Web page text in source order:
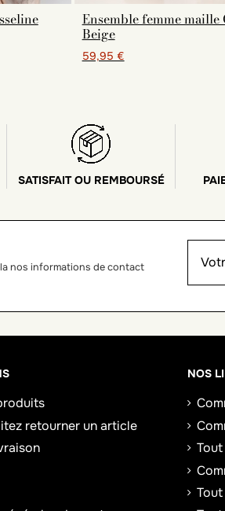
Ensemble femme maille
Beige
59,95 €
SATISFAIT OU REMBOURSÉ
nos informations de contact
retourner un article
NOS